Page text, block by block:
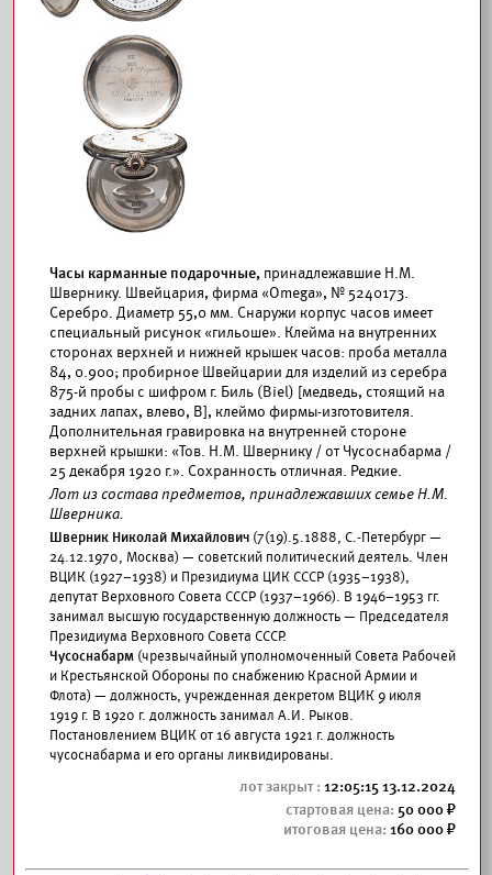
Часы карманные подарочные, принадлежавшие Н.М.
Швернику. Швейцария, фирма «Omega», № 5240173.
Серебро. Диаметр 55,0 мм. Снаружи корпус часов имеет
специальный рисунок «гильоше». Клейма на внутренних
сторонах верхней и нижней крышек часов: проба металла
84, 0.900; пробирное Швейцарии для изделий из серебра
875-й пробы с шифром г. Биль (Biel) [медведь, стоящий на
задних лапах, влево, B], клеймо фирмы-изготовителя.
Дополнительная гравировка на внутренней стороне
верхней крышки: «Тов. Н.М. Швернику / от Чусоснабарма /
25 декабря 1920 г.». Сохранность отличная. Редкие.
Лот из состава предметов, принадлежавших семье Н.М.
Шверника.
Шверник Николай Михайлович (7(19).5.1888, С.-Петербург —
24.12.1970, Москва) — советский политический деятель. Член
ВЦИК (1927–1938) и Президиума ЦИК СССР (1935–1938),
депутат Верховного Совета СССР (1937–1966). В 1946–1953 гг.
занимал высшую государственную должность — Председателя
Президиума Верховного Совета СССР.
Чусоснабарм (чрезвычайный уполномоченный Совета Рабочей
и Крестьянской Обороны по снабжению Красной Армии и
Флота) — должность, учрежденная декретом ВЦИК 9 июля
1919 г. В 1920 г. должность занимал А.И. Рыков.
Постановлением ВЦИК от 16 августа 1921 г. должность
чусоснабарма и его органы ликвидированы.
12:05:15 13.12.2024
50 000
160 000